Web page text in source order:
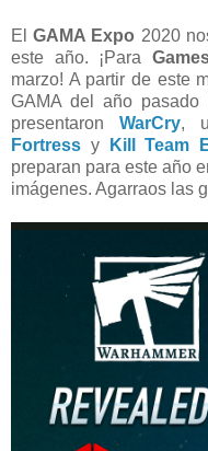
ElGAMA Expo 2020
este año. ¡Para
marzo! A partir de este
GAMA del año
presentaronWarCry,
Fortress y Kill Team
preparan para este año
imágenes. Agarraos las